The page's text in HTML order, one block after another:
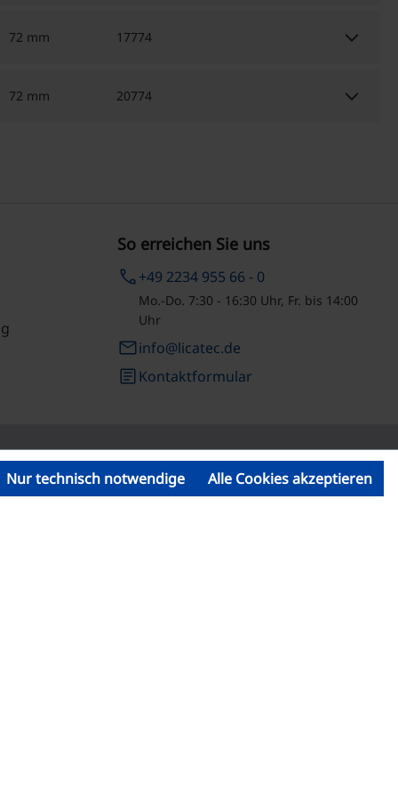
72 mm 17774 keyboard_arrow_down
72 mm 20774 keyboard_arrow_down
So erreichen Sie uns
phone+49 2234 955 66 - 0
Mo.-Do. 7:30 - 16:30 Uhr, Fr. bis 14:00
Uhr
emailinfo@licatec.de
articleKontaktformular
Nur technisch notwendige Alle Cookies akzeptieren